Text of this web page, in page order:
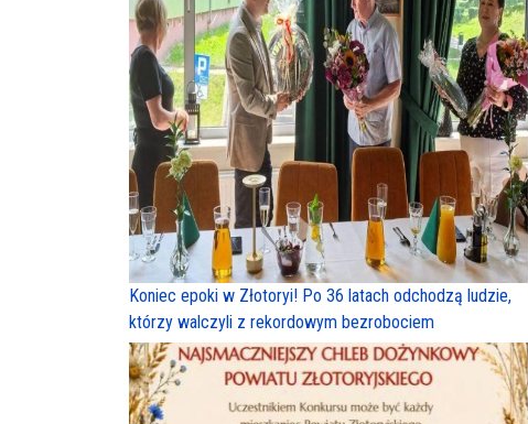
Koniec epoki w Złotoryi! Po 36 latach odchodzą ludzie,
którzy walczyli z rekordowym bezrobociem